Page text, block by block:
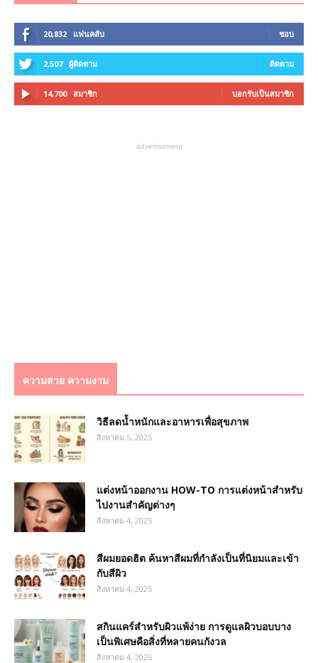
20,832 แฟนคลับ ชอบ
2,507 ผู้ติดตาม ติดตาม
14,700 สมาชิก บอกรับเป็นสมาชิก
advertisement
ความสวย ความงาม
วิธีลดน้ำหนักและอาหารเพื่อสุขภาพ
สิงหาคม 5, 2025
แต่งหน้าออกงาน HOW-TO การแต่งหน้าสำหรับ
ไปงานสำคัญต่างๆ
สิงหาคม 4, 2025
สีผมยอดฮิต ค้นหาสีผมที่กำลังเป็นที่นิยมและเข้า
กับสีผิว
สิงหาคม 4, 2025
สกินแคร์สำหรับผิวแพ้ง่าย การดูแลผิวบอบบาง
เป็นพิเศษคือสิ่งที่หลายคนกังวล
สิงหาคม 4, 2025